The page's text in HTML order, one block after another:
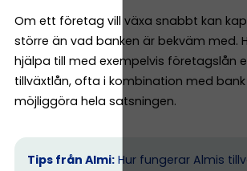
Om ett företag vill växa snabbt kan
större än vad banken är bekväm med.
hjälpa till med exempelvis företagslån
tillväxtlån, ofta i kombination med
möjliggöra hela satsningen.
Tips från Almi: Hur fungerar Almis